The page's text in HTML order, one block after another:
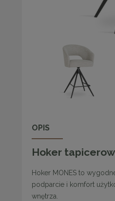
OPIS
Hoker
Hoker MONES to
podparcie i komfort
wnętrza.